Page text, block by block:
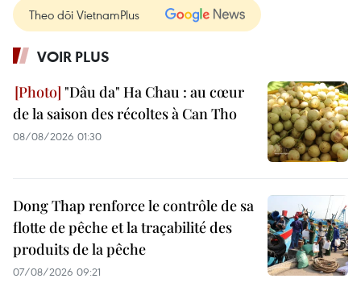
Theo dõi VietnamPlus
VOIR PLUS
"Dâu da" Ha Chau : au cœur
de la saison des récoltes à Can Tho
08/08/2026 01:30
Dong Thap renforce le contrôle de sa
flotte de pêche et la traçabilité des
produits de la pêche
07/08/2026 09:21